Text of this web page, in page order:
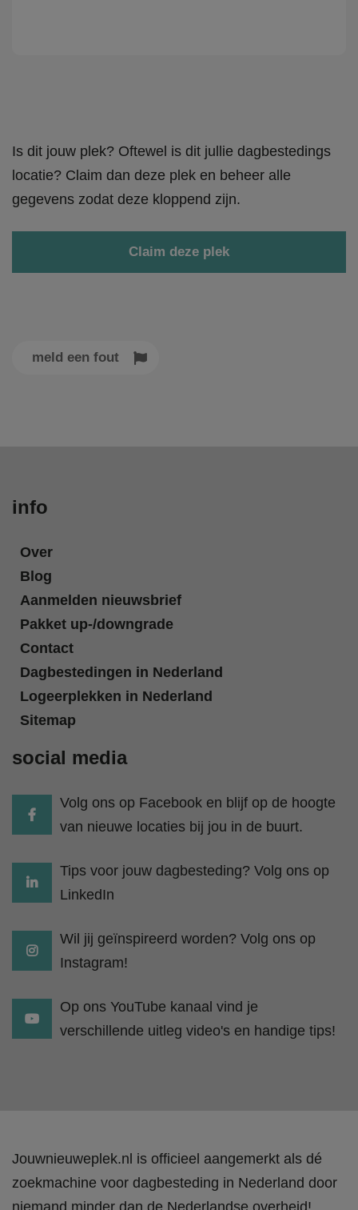
Is dit jouw plek? Oftewel is dit jullie dagbestedings
locatie? Claim dan deze plek en beheer alle
gegevens zodat deze kloppend zijn.
Claim deze plek
meld een fout
info
Over
Blog
Aanmelden nieuwsbrief
Pakket up-/downgrade
Contact
Dagbestedingen in Nederland
Logeerplekken in Nederland
Sitemap
social media
Volg ons op Facebook en blijf op de hoogte
van nieuwe locaties bij jou in de buurt.
Tips voor jouw dagbesteding? Volg ons op
LinkedIn
Wil jij geïnspireerd worden? Volg ons op
Instagram!
Op ons YouTube kanaal vind je
verschillende uitleg video's en handige tips!
Jouwnieuweplek.nl is officieel aangemerkt als dé
zoekmachine voor dagbesteding in Nederland door
niemand minder dan de Nederlandse overheid!